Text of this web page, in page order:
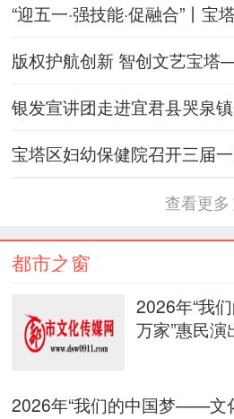
“迎五一·强技能·促融合”丨
版权护航创新 智创文艺宝
银发宣讲团走进宜君县哭泉
宝塔区妇幼保健院召开三届
查看更多
都市之窗
2026年“我
万家”惠民
2026年“我们的中国梦——文